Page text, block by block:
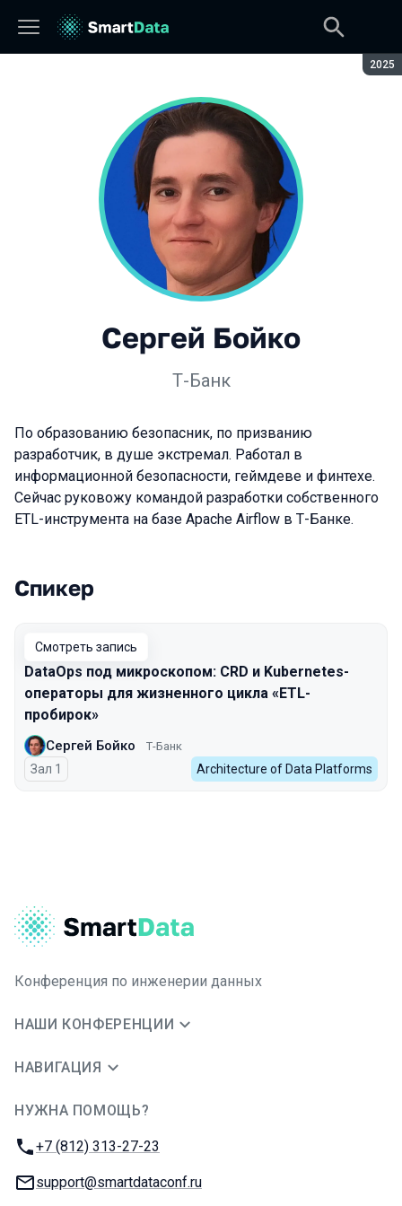
2025
Сергей Бойко
Т-Банк
По образованию безопасник, по призванию
разработчик, в душе экстремал. Работал в
информационной безопасности, геймдеве и финтехе.
Сейчас руковожу командой разработки собственного
ETL-инструмента на базе Apache Airflow в Т-Банке.
Выступления в сезоне 2025
Спикер
Смотреть запись
DataOps под микроскопом: CRD и Kubernetes-
операторы для жизненного цикла «ETL-
пробирок»
Сергей Бойко Т-Банк
Зал 1 Architecture of Data Platforms
Конференция по инженерии данных
НАШИ КОНФЕРЕНЦИИ
НАВИГАЦИЯ
НУЖНА ПОМОЩЬ?
Телефон:
+7 (812) 313-27-23
E-mail:
support@smartdataconf.ru